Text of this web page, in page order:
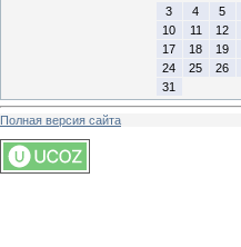
3
4 5
10
11 12
17
18 19
24
25 26
31
Полная версия сайта